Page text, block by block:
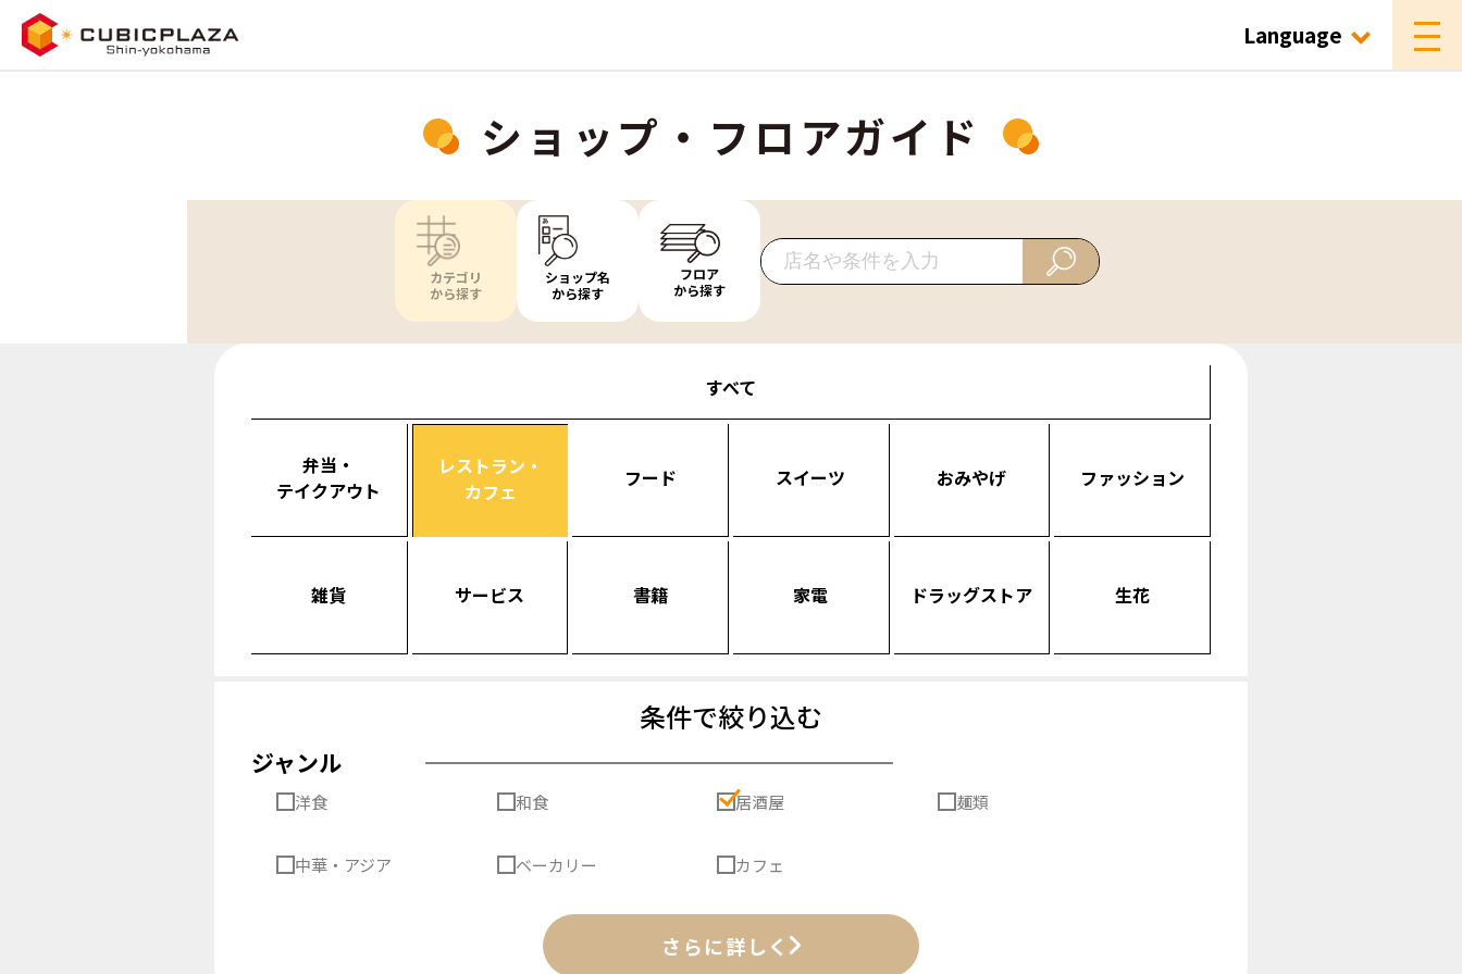
Language
ショップ・フロアガイド
カテゴリ
から探す
ショップ名
から探す
フロア
から探す
すべて
弁当・
テイクアウト
レストラン・
カフェ
フード スイーツ おみやげ ファッション
雑貨 サービス 書籍 家電 ドラッグストア 生花
条件で絞り込む
ジャンル
洋食 和食 居酒屋 麺類
中華・アジア ベーカリー カフェ
さらに詳しく